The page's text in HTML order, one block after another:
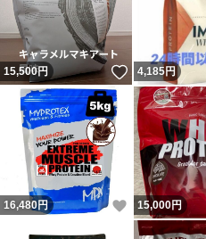
15,500円 いいね！
4,185円
16,480円 いいね！
15,000円